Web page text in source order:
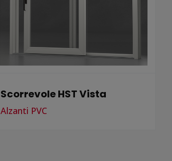
Scorrevole HST Vista
Alzanti PVC